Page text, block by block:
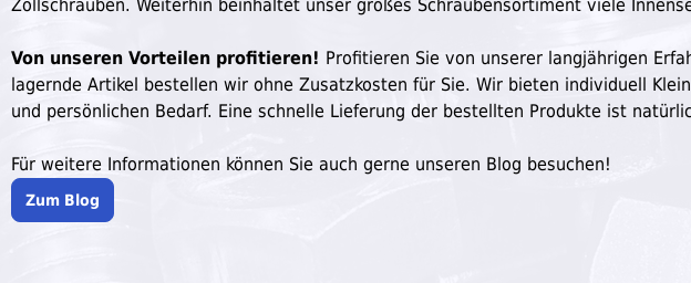
Zollschrauben. Weiterhin beinhaltet unser großes Schraubensortiment viele
Von unseren Vorteilen profitieren! Profitieren Sie von unserer langjährigen
lagernde Artikel bestellen wir ohne Zusatzkosten für Sie. Wir bieten individuell
und persönlichen Bedarf. Eine schnelle Lieferung der bestellten Produkte ist
Für weitere Informationen können Sie auch gerne unseren Blog besuchen!
Zum Blog